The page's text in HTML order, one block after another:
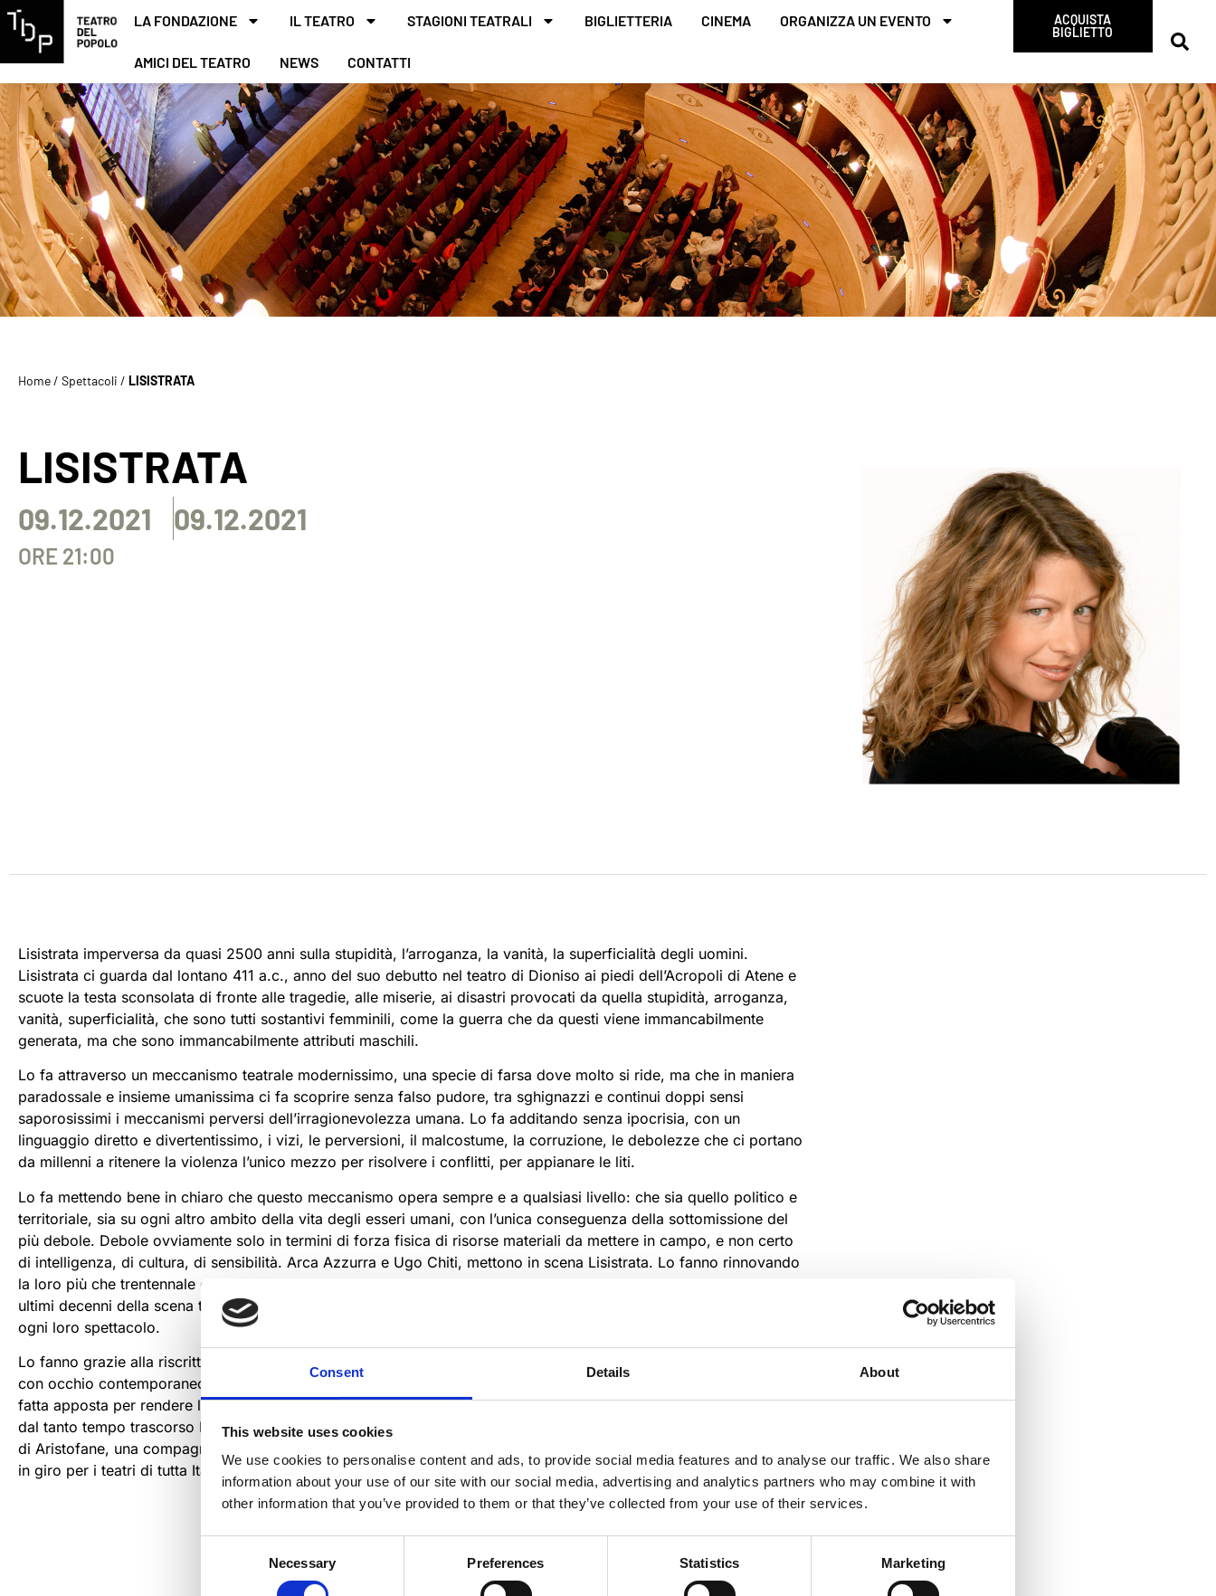
Consent Details About
This website uses cookies
We use cookies to personalise content and ads, to provide social media features and to analyse our traffic. We also share
information about your use of our site with our social media, advertising and analytics partners who may combine it with
other information that you’ve provided to them or that they’ve collected from your use of their services.
Necessary Preferences Statistics Marketing
LA FONDAZIONE IL TEATRO STAGIONI TEATRALI BIGLIETTERIA CINEMA ORGANIZZA UN EVENTO
AMICI DEL TEATRO NEWS CONTATTI
ACQUISTA
BIGLIETTO
Home/ Spettacoli / LISISTRATA
LISISTRATA
09.12.2021 09.12.2021
ORE 21:00
Lisistrata imperversa da quasi 2500 anni sulla stupidità, l’arroganza, la vanità, la superficialità degli uomini.
Lisistrata ci guarda dal lontano 411 a.c., anno del suo debutto nel teatro di Dioniso ai piedi dell’Acropoli di Atene e
scuote la testa sconsolata di fronte alle tragedie, alle miserie, ai disastri provocati da quella stupidità, arroganza,
vanità, superficialità, che sono tutti sostantivi femminili, come la guerra che da questi viene immancabilmente
generata, ma che sono immancabilmente attributi maschili.
Lo fa attraverso un meccanismo teatrale modernissimo, una specie di farsa dove molto si ride, ma che in maniera
paradossale e insieme umanissima ci fa scoprire senza falso pudore, tra sghignazzi e continui doppi sensi
saporosissimi i meccanismi perversi dell’irragionevolezza umana. Lo fa additando senza ipocrisia, con un
linguaggio diretto e divertentissimo, i vizi, le perversioni, il malcostume, la corruzione, le debolezze che ci portano
da millenni a ritenere la violenza l’unico mezzo per risolvere i conflitti, per appianare le liti.
Lo fa mettendo bene in chiaro che questo meccanismo opera sempre e a qualsiasi livello: che sia quello politico e
territoriale, sia su ogni altro ambito della vita degli esseri umani, con l’unica conseguenza della sottomissione del
più debole. Debole ovviamente solo in termini di forza fisica di risorse materiali da mettere in campo, e non certo
di intelligenza, di cultura, di sensibilità. Arca Azzurra e Ugo Chiti, mettono in scena Lisistrata. Lo fanno rinnovando
la loro più che trentennale collaborazione, simbiosi, sintonia, arricchendo il loro comune percorso attraverso gli
ultimi decenni della scena teatrale italiana, con la forza, la misura, la dedizione, l’impegno che ha contraddistinto
ogni loro spettacolo.
Lo fanno grazie alla riscrittura del testo classico da parte di Ugo Chiti, alla sua capacità di intrepretare la classicità
con occhio contemporaneo e insieme rispettoso dell’originale, con la sua lingua sapida, ricchissima che sembra
fatta apposta per rendere l’originale nella sua interezza, reinterpretando quelle parti rese di difficile comprensione
dal tanto tempo trascorso Lo fanno avendo trovato in Amanda Sandrelli una protagonista perfetta per la commedia
di Aristofane, una compagna fidata, che nelle scorse due stagioni ha portato con l’Arca Azzurra la sua Mirandolina
in giro per i teatri di tutta Italia, dalla Sicilia al Trentino.